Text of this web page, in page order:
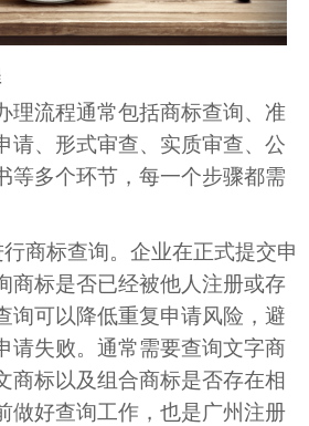
理流程通常包括商标查询、准
请、形式审查、实质审查、公
等多个环节，每一个步骤都需
商标查询。企业在正式提交申
商标是否已经被他人注册或存
询可以降低重复申请风险，避
请失败。通常需要查询文字商
商标以及组合商标是否存在相
做好查询工作，也是广州注册